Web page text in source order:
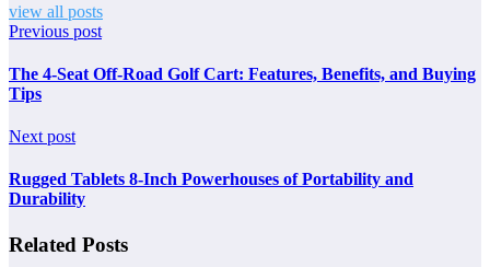
view all posts
Previous post
The 4-Seat Off-Road Golf Cart: Features, Benefits, and Buying
Tips
Next post
Rugged Tablets 8-Inch Powerhouses of Portability and
Durability
Related Posts